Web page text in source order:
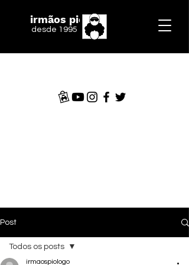
irmãos piologo
desde 1995
Post
Todos os posts
irmaospiologo